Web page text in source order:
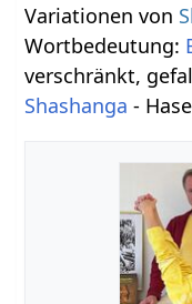
Variationen von
Wortbedeutung:
verschränkt,
Shashanga -